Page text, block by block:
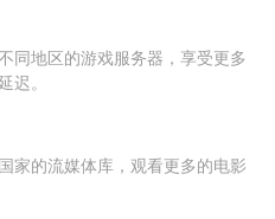
同地区的游戏服务器，享受更多
迟。
家的流媒体库，观看更多的电影